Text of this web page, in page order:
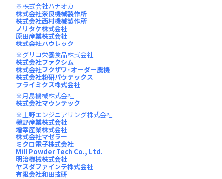
株式会社ハナオカ
株式会社奈良機械製作所
株式会社西村機械製作所
ノリタケ株式会社
原田産業株式会社
株式会社パウレック
グリコ栄養食品株式会社
株式会社ファクシム
株式会社フクザワ･オーダー農機
株式会社粉研パウテックス
プライミクス株式会社
月島機械株式会社
株式会社マウンテック
上野エンジニアリング株式会社
槇野産業株式会社
増幸産業株式会社
株式会社マゼラー
ミクロ電子株式会社
Mill Powder Tech Co., Ltd.
明治機械株式会社
ヤスダファインテ株式会社
有限会社和田技研